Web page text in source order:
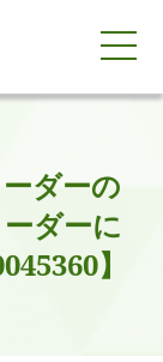
グイン
ダーの
ダーに
】